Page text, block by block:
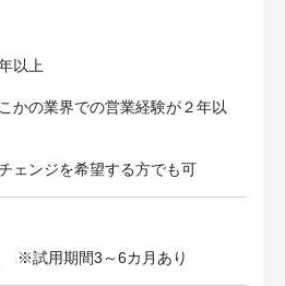
以上
かの業界での営業経験が２年以
ェンジを希望する方でも可
※試用期間3～6カ月あり